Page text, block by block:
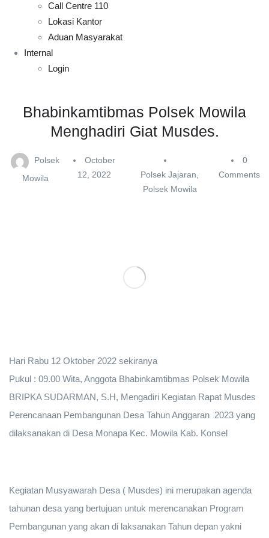
Call Centre 110
Lokasi Kantor
Aduan Masyarakat
Internal
Login
Bhabinkamtibmas Polsek Mowila
Menghadiri Giat Musdes.
Polsek
Mowila
October
12, 2022
Polsek Jajaran
Polsek Mowila
0
Comments
Hari Rabu 12 Oktober 2022 sekiranya
Pukul : 09.00 Wita, Anggota Bhabinkamtibmas Polsek Mowila
BRIPKA SUDARMAN, S.H, Mengadiri Kegiatan Rapat Musdes
Perencanaan Pembangunan Desa Tahun Anggaran 2023 yang
dilaksanakan di Desa Monapa Kec. Mowila Kab. Konsel
Kegiatan Musyawarah Desa ( Musdes) ini merupakan agenda
tahunan desa yang bertujuan untuk merencanakan Program
Pembangunan yang akan di laksanakan Tahun depan yakni